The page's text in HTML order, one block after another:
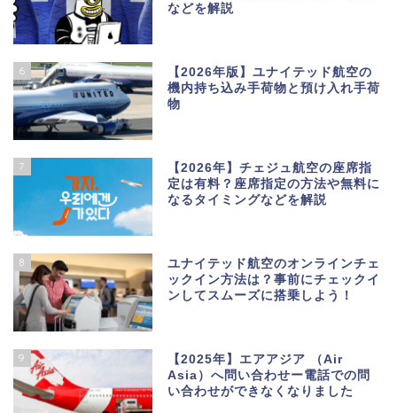
などを解説
6
【2026年版】ユナイテッド航空の
機内持ち込み手荷物と預け入れ手荷
物
7
【2026年】チェジュ航空の座席指
定は有料？座席指定の方法や無料に
なるタイミングなどを解説
8
ユナイテッド航空のオンラインチェ
ックイン方法は？事前にチェックイ
ンしてスムーズに搭乗しよう！
9
【2025年】エアアジア （Air
Asia）へ問い合わせー電話での問
い合わせができなくなりました